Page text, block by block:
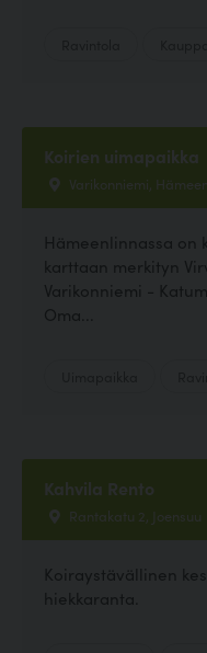
Koirien uimapaikka
Varikonniemi,
Hämeenlinnassa on
karttaan merkityn
Varikonniemi -
Oma...
Kahvila Rento
Rantakatu 2, Joensuu
Koiraystävällinen
hiekkaranta.